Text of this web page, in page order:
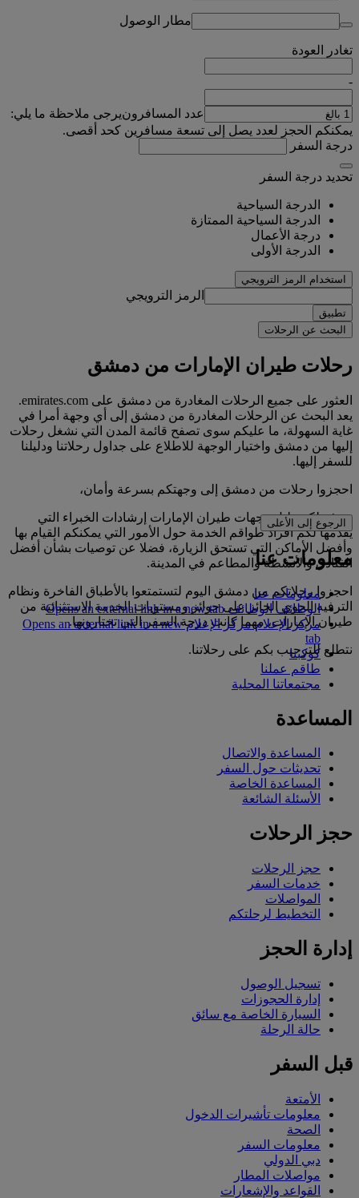
مطار الوصول
تغادر العودة
-
عدد المسافرونيرجى ملاحظة ما يلي:
يمكنكم الحجز لعدد يصل إلى تسعة مسافرين كحد أقصى.
درجة السفر
تحديد درجة السفر
الدرجة السياحية
الدرجة السياحية الممتازة
درجة الأعمال
الدرجة الأولى
استخدام الرمز الترويجي
الرمز الترويجي
تطبيق
البحث عن الرحلات
رحلات طيران الإمارات من دمشق
العثور على جميع الرحلات المغادرة من دمشق على emirates.com.
يعد البحث عن الرحلات المغادرة من دمشق إلى أي وجهة أمرا في
غاية السهولة، ما عليكم سوى تصفح قائمة المدن التي نشغل رحلات
إليها من دمشق واختيار الوجهة للاطلاع على جداول رحلاتنا ودليلنا
للسفر إليها.
احجزوا رحلات من دمشق إلى وجهتكم بسرعة وأمان،
ويوفر لكم دليل وجهات طيران الإمارات إرشادات الخبراء التي
يقدمها لكم أفراد طواقم الخدمة حول الأمور التي يمكنكم القيام بها
وأفضل الأماكن التي تستحق الزيارة، فضلا عن توصيات بشأن أفضل
الفنادق والأنشطة والمطاعم في المدينة.
احجزوا رحلاتكم من دمشق اليوم لتستمتعوا بالأطباق الفاخرة ونظام
الترفيه الجوي الحائز على جوائز ومستويات الخدمة الاستثنائية من
طيران الإمارات، مهما كانت درجة السفر التي تختارونها.
نتطلع للترحيب بكم على رحلاتنا.
الرجوع إلى الأعلى
معلومات عنا
معلومات عنا
الوظائفالوظائف Opens an external link in a new tab
مركز الإعلام
مركز الإعلام Opens an external link in a new
tab
كوكبنا
طاقم عملنا
مجتمعاتنا المحلية
المساعدة
المساعدة والاتصال
تحديثات حول السفر
المساعدة الخاصة
الأسئلة الشائعة
حجز الرحلات
حجز الرحلات
خدمات السفر
المواصلات
التخطيط لرحلتكم
إدارة الحجز
تسجيل الوصول
إدارة الحجوزات
السيارة الخاصة مع سائق
حالة الرحلة
قبل السفر
الأمتعة
معلومات تأشيرات الدخول
الصحة
معلومات السفر
دبي الدولي
مواصلات المطار
القواعد والإشعارات